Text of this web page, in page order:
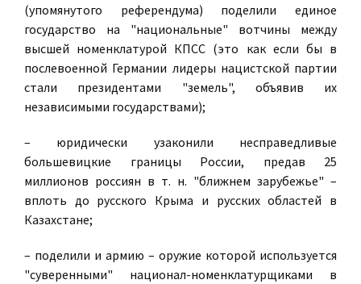
(упомянутого референдума) поделили единое
государство на "национальные" вотчины между
высшей номенклатурой КПСС (это как если бы в
послевоенной Германии лидеры нацистской партии
стали президентами "земель", объявив их
независимыми государствами);
– юридически узаконили несправедливые
большевицкие границы России, предав 25
миллионов россиян в т. н. "ближнем зарубежье" –
вплоть до русского Крыма и русских областей в
Казахстане;
– поделили и армию – оружие которой используется
"суверенными" национал-номенклатурщиками в